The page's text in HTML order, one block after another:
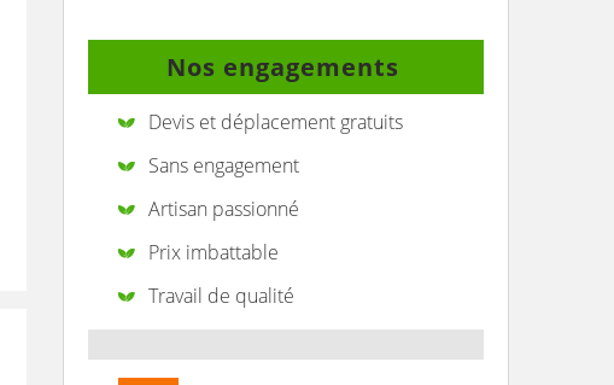
Nos engagements
Devis et déplacement gratuits
Sans engagement
Artisan passionné
Prix imbattable
Travail de qualité